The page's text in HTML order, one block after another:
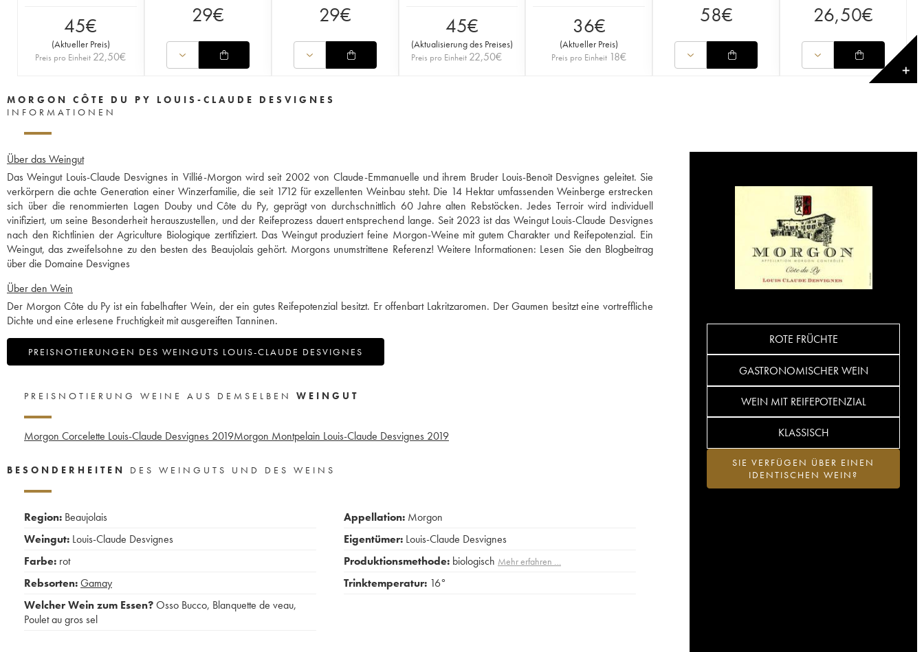
45€
(Aktueller Preis)
Preis pro Einheit 22,50€
29€ 29€ 45€
(Aktualisierung des Preises)
Preis pro Einheit 22,50€
36€
(Aktueller Preis)
Preis pro Einheit 18€
58€ 26,50€
✕
MORGON CÔTE DU PY LOUIS-CLAUDE DESVIGNES
INFORMATIONEN
Über das Weingut
Das Weingut Louis-Claude Desvignes in Villié-Morgon wird seit 2002 von Claude-Emmanuelle und ihrem Bruder Louis-Benoît Desvignes geleitet. Sie
verkörpern die achte Generation einer Winzerfamilie, die seit 1712 für exzellenten Weinbau steht. Die 14 Hektar umfassenden Weinberge erstrecken
sich über die renommierten Lagen Douby und Côte du Py, geprägt von durchschnittlich 60 Jahre alten Rebstöcken. Jedes Terroir wird individuell
vinifiziert, um seine Besonderheit herauszustellen, und der Reifeprozess dauert entsprechend lange. Seit 2023 ist das Weingut Louis-Claude Desvignes
nach den Richtlinien der Agriculture Biologique zertifiziert. Das Weingut produziert feine Morgon-Weine mit gutem Charakter und Reifepotenzial. Ein
Weingut, das zweifelsohne zu den besten des Beaujolais gehört. Morgons unumstrittene Referenz! Weitere Informationen: Lesen Sie den Blogbeitrag
über die Domaine Desvignes
Über den Wein
Der Morgon Côte du Py ist ein fabelhafter Wein, der ein gutes Reifepotenzial besitzt. Er offenbart Lakritzaromen. Der Gaumen besitzt eine vortreffliche
Dichte und eine erlesene Fruchtigkeit mit ausgereiften Tanninen.
PREISNOTIERUNGEN DES WEINGUTS LOUIS-CLAUDE DESVIGNES
ROTE FRÜCHTE
GASTRONOMISCHER WEIN
WEIN MIT REIFEPOTENZIAL
KLASSISCH
SIE VERFÜGEN ÜBER EINEN
IDENTISCHEN WEIN?
PREISNOTIERUNG WEINE AUS DEMSELBEN WEINGUT
Morgon Corcelette Louis-Claude Desvignes 2019Morgon Montpelain Louis-Claude Desvignes 2019
BESONDERHEITEN DES WEINGUTS UND DES WEINS
Region: Beaujolais
Weingut: Louis-Claude Desvignes
Farbe: rot
Rebsorten:Gamay
Welcher Wein zum Essen?Osso Bucco, Blanquette de veau,
Poulet au gros sel
Appellation: Morgon
Eigentümer: Louis-Claude Desvignes
Produktionsmethode: biologisch Mehr erfahren …
Trinktemperatur: 16°